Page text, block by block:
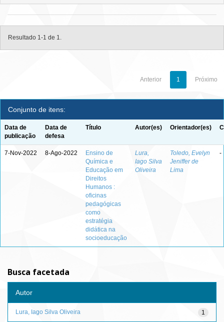
Resultado 1-1 de 1.
Anterior 1 Próximo
Conjunto de itens:
Data de
publicação
Data de
defesa
Título Autor(es) Orientador(es)
7-Nov-2022 8-Ago-2022
Ensino de
Química e
Educação em
Direitos
Humanos :
oficinas
pedagógicas
como
estratégia
didática na
socioeducação
Lura,
Iago Silva
Oliveira
Toledo, Evelyn
Jeniffer de
Lima
-
Busca facetada
Autor
1
Lura, Iago Silva Oliveira